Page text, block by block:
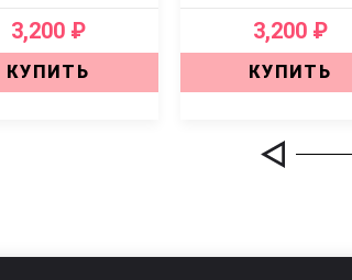
3,200 ₽
КУПИТЬ
3,200 ₽
КУПИТЬ